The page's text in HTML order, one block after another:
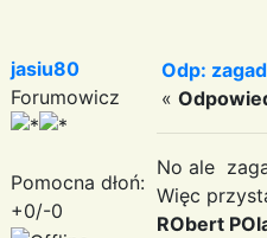
jasiu80
Forumowicz
Pomocna dłoń:
+0/-0
Odp:
«
No ale
Więc
RObert